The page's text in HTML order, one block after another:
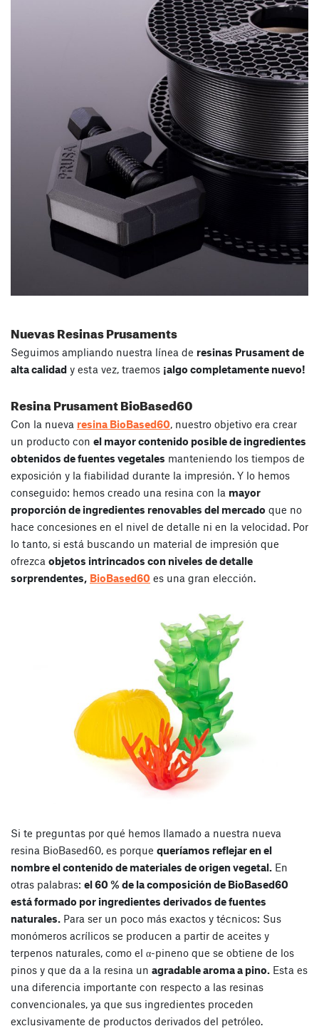
Nuevas Resinas Prusaments
Seguimos ampliando nuestra línea de resinas Prusament de
alta calidad y esta vez, traemos ¡algo completamente nuevo!
Resina Prusament BioBased60
Con la nueva resina BioBased60, nuestro objetivo era crear
un producto con el mayor contenido posible de ingredientes
obtenidos de fuentes vegetales manteniendo los tiempos de
exposición y la fiabilidad durante la impresión. Y lo hemos
conseguido: hemos creado una resina con la mayor
proporción de ingredientes renovables del mercado que no
hace concesiones en el nivel de detalle ni en la velocidad. Por
lo tanto, si está buscando un material de impresión que
ofrezca objetos intrincados con niveles de detalle
sorprendentes, BioBased60 es una gran elección.
Si te preguntas por qué hemos llamado a nuestra nueva
resina BioBased60, es porque queríamos reflejar en el
nombre el contenido de materiales de origen vegetal. En
otras palabras: el 60 % de la composición de BioBased60
está formado por ingredientes derivados de fuentes
naturales. Para ser un poco más exactos y técnicos: Sus
monómeros acrílicos se producen a partir de aceites y
terpenos naturales, como el α-pineno que se obtiene de los
pinos y que da a la resina un agradable aroma a pino. Esta es
una diferencia importante con respecto a las resinas
convencionales, ya que sus ingredientes proceden
exclusivamente de productos derivados del petróleo.